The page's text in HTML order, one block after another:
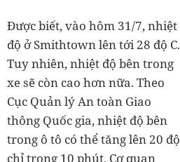
Được biết, vào hôm 31/7, nhiệt
độ ở Smithtown lên tới 28 độ C.
Tuy nhiên, nhiệt độ bên trong
xe sẽ còn cao hơn nữa. Theo
Cục Quản lý An toàn Giao
thông Quốc gia, nhiệt độ bên
trong ô tô có thể tăng lên 20 độ
chỉ trong 10 phút. Cơ quan